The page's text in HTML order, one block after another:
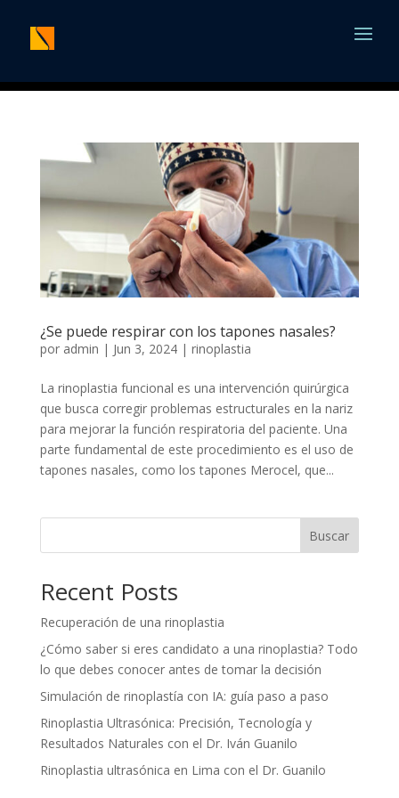
¿Se puede respirar con los tapones nasales?
por admin | Jun 3, 2024| rinoplastia
La rinoplastia funcional es una intervención quirúrgica
que busca corregir problemas estructurales en la nariz
para mejorar la función respiratoria del paciente. Una
parte fundamental de este procedimiento es el uso de
tapones nasales, como los tapones Merocel, que...
Buscar
Recent Posts
Recuperación de una rinoplastia
¿Cómo saber si eres candidato a una rinoplastia? Todo
lo que debes conocer antes de tomar la decisión
Simulación de rinoplastía con IA: guía paso a paso
Rinoplastia Ultrasónica: Precisión, Tecnología y
Resultados Naturales con el Dr. Iván Guanilo
Rinoplastia ultrasónica en Lima con el Dr. Guanilo